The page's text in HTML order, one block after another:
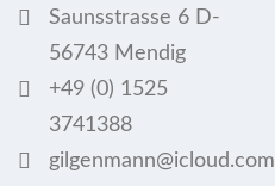
Saunsstrasse 6 D-
56743 Mendig
+49 (0) 1525
3741388
gilgenmann@icloud.com